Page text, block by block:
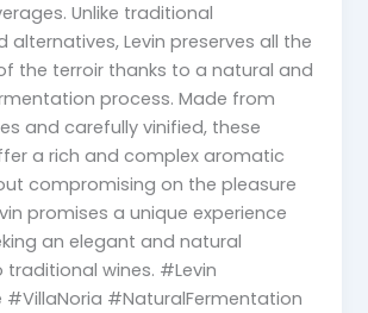
Unlike traditional
alternatives, Levin preserves all the
the terroir thanks to a natural and
process. Made from
and carefully vinified, these
a rich and complex aromatic
compromising on the pleasure
promises a unique experience
an elegant and natural
wines. #Levin
#VillaNoria #NaturalFermentation